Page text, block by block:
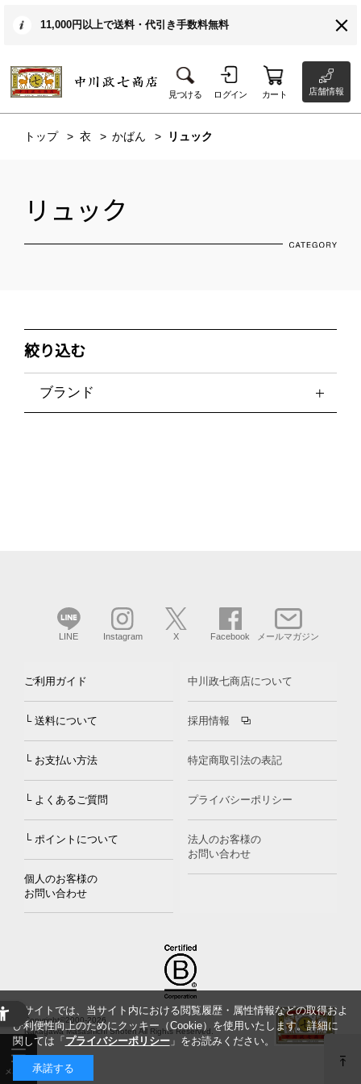
11,000円以上で送料・代引き手数料無料
見つける ログイン カート 店舗情報
トップ 衣 かばん リュック
リュック
絞り込む
ブランド
LINE Instagram X Facebook メールマガジン
ご利用ガイド
└ 送料について
└ お支払い方法
└ よくあるご質問
└ ポイントについて
個人のお客様の
お問い合わせ
中川政七商店について
採用情報
特定商取引法の表記
プライバシーポリシー
法人のお客様の
お問い合わせ
Copyright©2000-2026
Nakagawa Masashichi Shoten All Rights Reserved.
当サイトでは、当サイト内における閲覧履歴・属性情報などの取得およ
び利便性向上のためにクッキー（Cookie）を使用いたします。詳細に
関しては「 プライバシーポリシー」をお読みください。
承諾する